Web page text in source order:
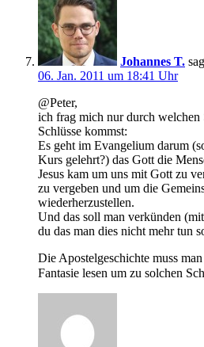
Johannes T.
06. Jan. 2011 um 18:41 Uhr
@Peter,
ich frag mich nur durch
Schlüsse kommst:
Es geht im Evangelium darum
Kurs gelehrt?) das Gott die
Jesus kam um uns mit Gott zu
zu vergeben und um die
wiederherzustellen.
Und das soll man verkünden
du das man dies nicht mehr tun
Die Apostelgeschichte muss
Fantasie lesen um zu solchen